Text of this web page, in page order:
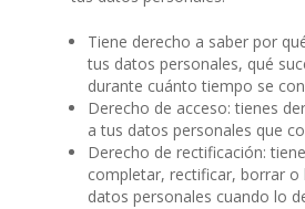
Tiene derecho a saber por
tus datos personales, qué
durante cuánto tiempo se
Derecho de acceso: tienes
a tus datos personales que
Derecho de rectificación:
completar, rectificar, borrar o
datos personales cuando lo